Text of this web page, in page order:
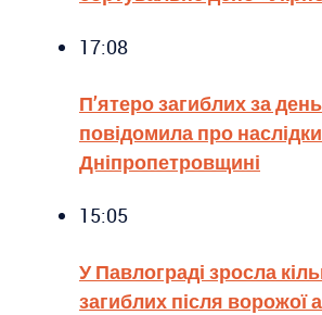
17:08
П’ятеро загиблих за
повідомила про
Дніпропетровщині
15:05
У Павлограді зросла
загиблих після ворожої